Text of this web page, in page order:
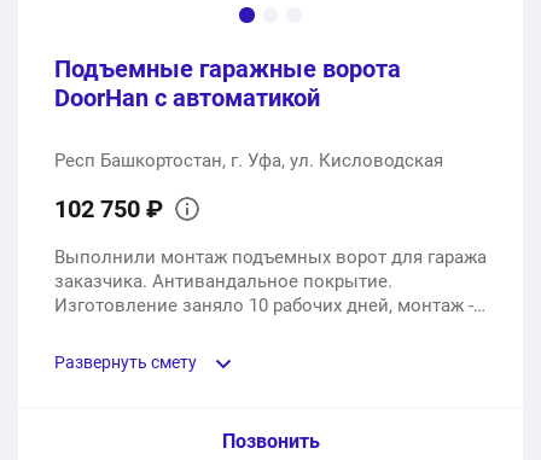
Подъемные гаражные ворота
DoorHan с автоматикой
Респ Башкортостан, г. Уфа, ул. Кисловодская
102 750 ₽
Выполнили монтаж подъемных ворот для гаража
заказчика. Антивандальное покрытие.
Изготовление заняло 10 рабочих дней, монтаж -
Развернуть смету
Пункт сметы / Ед. изм. / Цена
Позвонить